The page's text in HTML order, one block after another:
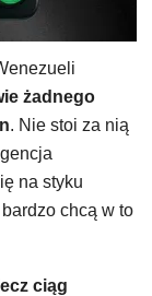
żadnego
. Nie stoi za nią
na styku
chcą w to
ciąg